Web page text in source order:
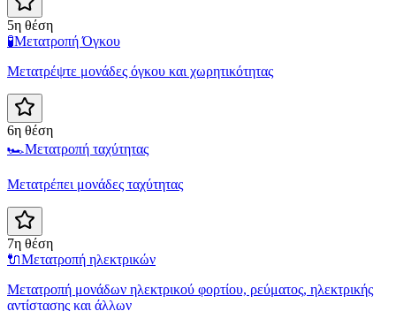
5η θέση
🧪Μετατροπή Όγκου
Μετατρέψτε μονάδες όγκου και χωρητικότητας
6η θέση
🏎️Μετατροπή ταχύτητας
Μετατρέπει μονάδες ταχύτητας
7η θέση
🔌Μετατροπή ηλεκτρικών
Μετατροπή μονάδων ηλεκτρικού φορτίου, ρεύματος, ηλεκτρικής
αντίστασης και άλλων